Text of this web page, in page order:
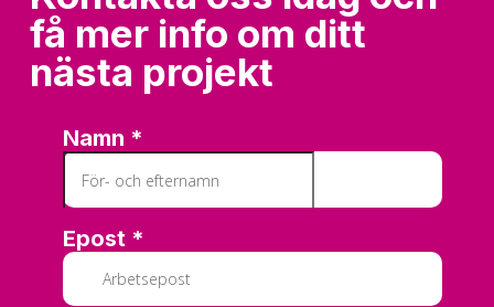
få mer info om ditt
nästa projekt